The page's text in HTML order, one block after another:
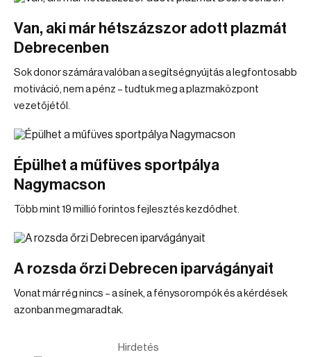
Van, aki már hétszázszor adott plazmát
Debrecenben
Sok donor számára valóban a segítségnyújtás a legfontosabb
motiváció, nem a pénz – tudtuk meg a plazmaközpont
vezetőjétől.
Épülhet a műfüves sportpálya
Nagymacson
Több mint 19 millió forintos fejlesztés kezdődhet.
A rozsda őrzi Debrecen iparvágányait
Vonat már rég nincs – a sínek, a fénysorompók és a kérdések
azonban megmaradtak.
Hirdetés